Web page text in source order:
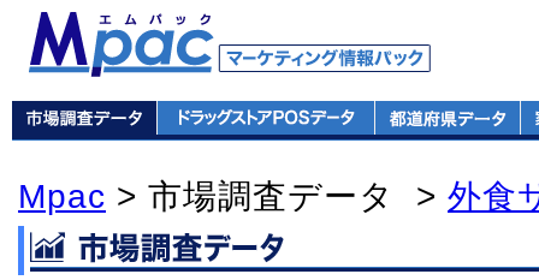
Mpac > 市場調査データ > 外食